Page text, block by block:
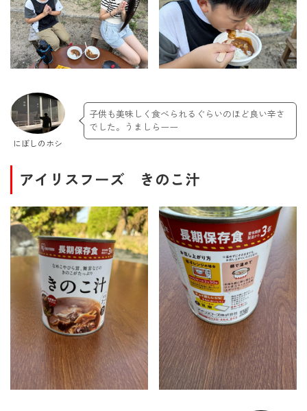
にぼしのホシ
子供も美味しく食べられるぐらいのほど良い辛さ
でした。うましらーー
アイリスフーズ きのこ汁